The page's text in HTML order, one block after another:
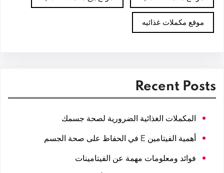
موقع مكملات غذائيه
Recent Posts
المكملات الغذائية الضرورية لصحة جسمك
أهمية الفيتامين E في الحفاظ على صحة الجسم
فوائد ومعلومات مهمة عن الفيتامينات